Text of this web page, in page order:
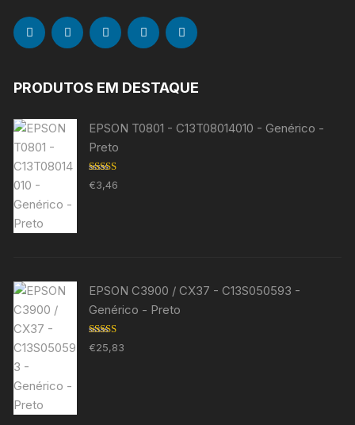
PRODUTOS EM DESTAQUE
EPSON T0801 - C13T08014010 - Genérico -
Preto
Avaliação
5.00 de 5
€3,46
EPSON C3900 / CX37 - C13S050593 -
Genérico - Preto
Avaliação
5.00 de 5
€25,83